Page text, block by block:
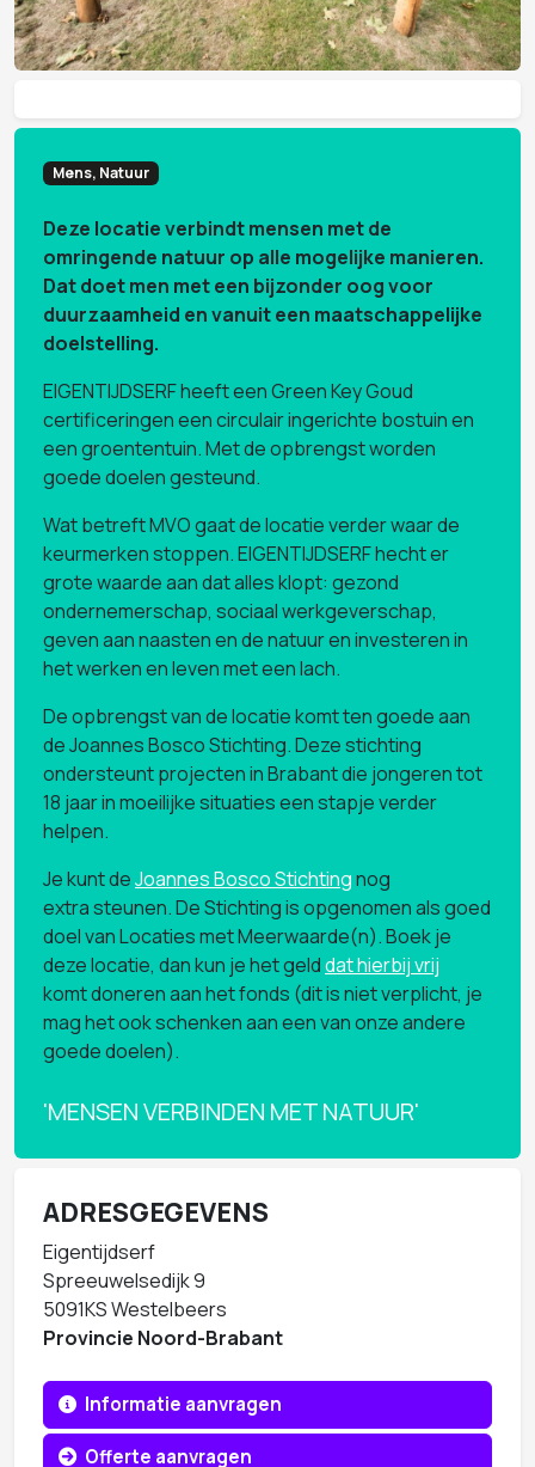
Mens, Natuur
Deze locatie verbindt mensen met de
omringende natuur op alle mogelijke manieren.
Dat doet men met een bijzonder oog voor
duurzaamheid en vanuit een maatschappelijke
doelstelling.
EIGENTIJDSERF heeft een Green Key Goud
certificeringen een circulair ingerichte bostuin en
een groententuin. Met de opbrengst worden
goede doelen gesteund.
Wat betreft MVO gaat de locatie verder waar de
keurmerken stoppen. EIGENTIJDSERF hecht er
grote waarde aan dat alles klopt: gezond
ondernemerschap, sociaal werkgeverschap,
geven aan naasten en de natuur en investeren in
het werken en leven met een lach.
De opbrengst van de locatie komt ten goede aan
de Joannes Bosco Stichting. Deze stichting
ondersteunt projecten in Brabant die jongeren tot
18 jaar in moeilijke situaties een stapje verder
helpen.
Je kunt deJoannes Bosco Stichtingnog
extra steunen. De Stichting is opgenomen als goed
doel van Locaties met Meerwaarde(n). Boek je
deze locatie, dan kun je het gelddat hierbij vrij
komt doneren aan het fonds (dit is niet verplicht, je
mag het ook schenken aan een van onze andere
goede doelen).
'MENSEN VERBINDEN MET NATUUR'
ADRESGEGEVENS
Eigentijdserf
Spreeuwelsedijk 9
5091KS Westelbeers
Provincie Noord-Brabant
Informatie aanvragen
Offerte aanvragen